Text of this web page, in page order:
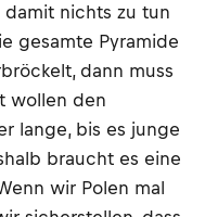
damit nichts zu tun
gesamte Pyramide
dann muss
wollen den
lange, bis es junge
braucht es eine
wir Polen mal